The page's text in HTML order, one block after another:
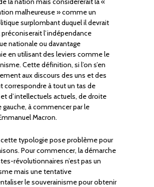
malheureuse » comme un
surplombant duquel il devrait
préconiserait l’indépendance
nationale ou davantage
en utilisant des leviers comme le
Cette définition, si l’on s’en
aux discours des uns et des
correspondre à tout un tas de
d’intellectuels actuels, de droite
à commencer par le
Macron.
cette typologie pose problème pour
Pour commencer, la démarche
révolutionnaires n’est pas un
mais une tentative
le souverainisme pour obtenir